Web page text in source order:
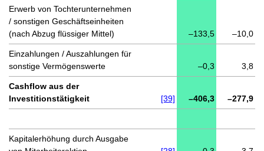
Erwerb von Tochterunternehmen
/ sonstigen Geschäftseinheiten
(nach Abzug flüssiger Mittel)
–133,5 –10,0
Einzahlungen / Auszahlungen für
sonstige Vermögenswerte
–0,3 3,8
Cashflow aus der
Investitionstätigkeit
[39] –406,3 –277,9
Kapitalerhöhung durch Ausgabe